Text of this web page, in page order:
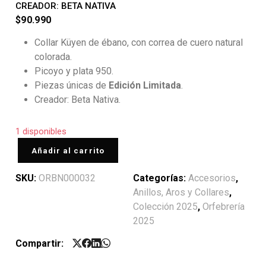
CREADOR: BETA NATIVA
$90.990
Collar Küyen de ébano, con correa de cuero natural
colorada.
Picoyo y plata 950.
Piezas únicas de Edición Limitada.
Creador: Beta Nativa.
1 disponibles
Añadir al carrito
SKU: ORBN000032 Categorías: Accesorios,
Anillos, Aros y Collares,
Colección 2025, Orfebrería
2025
Compartir: